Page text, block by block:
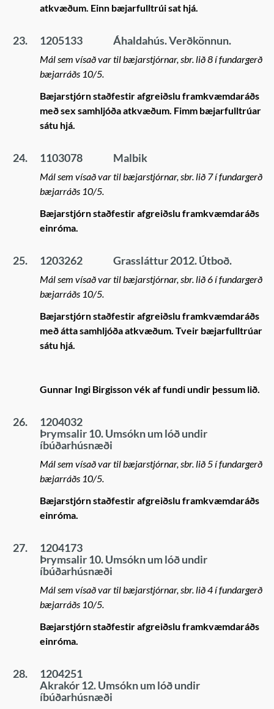
atkvæðum. Einn bæjarfulltrúi sat hjá.
23. 1205133 Áhaldahús. Verðkönnun.
Mál sem vísað var til bæjarstjórnar, sbr. lið 8 í fundargerð
bæjarráðs 10/5.
Bæjarstjórn staðfestir afgreiðslu framkvæmdaráðs
með sex samhljóða atkvæðum. Fimm bæjarfulltrúar
sátu hjá.
24. 1103078 Malbik
Mál sem vísað var til bæjarstjórnar, sbr. lið 7 í fundargerð
bæjarráðs 10/5.
Bæjarstjórn staðfestir afgreiðslu framkvæmdaráðs
einróma.
25. 1203262 Grassláttur 2012. Útboð.
Mál sem vísað var til bæjarstjórnar, sbr. lið 6 í fundargerð
bæjarráðs 10/5.
Bæjarstjórn staðfestir afgreiðslu framkvæmdaráðs
með átta samhljóða atkvæðum. Tveir bæjarfulltrúar
sátu hjá.
Gunnar Ingi Birgisson vék af fundi undir þessum lið.
26.
1204032
Þrymsalir 10. Umsókn um lóð undir
íbúðarhúsnæði
Mál sem vísað var til bæjarstjórnar, sbr. lið 5 í fundargerð
bæjarráðs 10/5.
Bæjarstjórn staðfestir afgreiðslu framkvæmdaráðs
einróma.
27.
1204173
Þrymsalir 10. Umsókn um lóð undir
íbúðarhúsnæði
Mál sem vísað var til bæjarstjórnar, sbr. lið 4 í fundargerð
bæjarráðs 10/5.
Bæjarstjórn staðfestir afgreiðslu framkvæmdaráðs
einróma.
28.
1204251
Akrakór 12. Umsókn um lóð undir
íbúðarhúsnæði